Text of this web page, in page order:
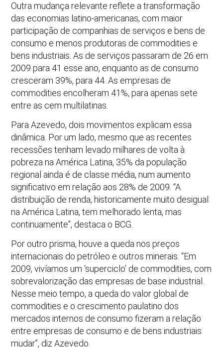
Outra mudança relevante reflete a transformação
das economias latino-americanas, com maior
participação de companhias de serviços e bens de
consumo e menos produtoras de commodities e
bens industriais. As de serviços passaram de 26 em
2009 para 41 esse ano, enquanto as de consumo
cresceram 39%, para 44. As empresas de
commodities encolheram 41%, para apenas sete
entre as cem multilatinas.
Para Azevedo, dois movimentos explicam essa
dinâmica. Por um lado, mesmo que as recentes
recessões tenham levado milhares de volta à
pobreza na América Latina, 35% da população
regional ainda é de classe média, num aumento
significativo em relação aos 28% de 2009. “A
distribuição de renda, historicamente muito desigual
na América Latina, tem melhorado lenta, mas
continuamente”, destaca o BCG.
Por outro prisma, houve a queda nos preços
internacionais do petróleo e outros minerais. “Em
2009, vivíamos um ‘superciclo’ de commodities, com
sobrevalorização das empresas de base industrial.
Nesse meio tempo, a queda do valor global de
commodities e o crescimento paulatino dos
mercados internos de consumo fizeram a relação
entre empresas de consumo e de bens industriais
mudar”, diz Azevedo.